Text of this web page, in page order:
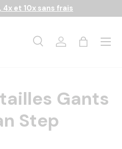
4x et 10x sans frais
RechercheSe connecter
Panier
Menu
Gants
Step